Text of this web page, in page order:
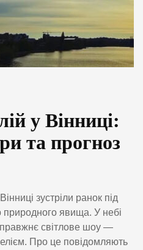
у Вінниці:
та прогноз
зустріли ранок під
явища. У небі
світлове шоу —
Про це повідомляють